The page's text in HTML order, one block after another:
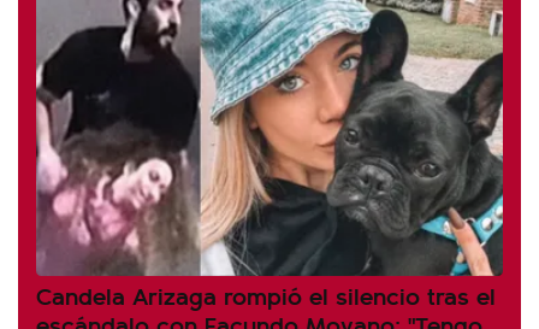
Candela Arizaga rompió el silencio tras el